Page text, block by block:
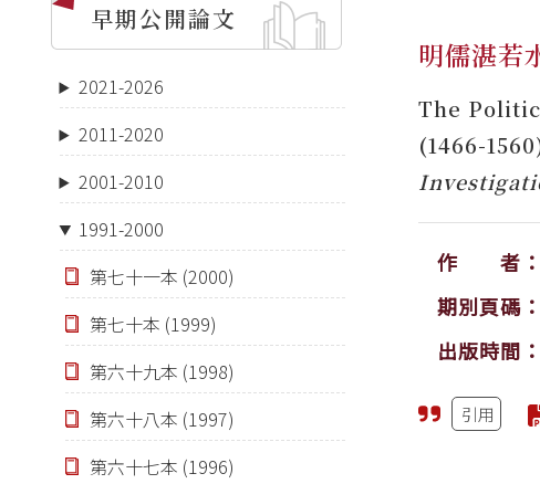
早期公開論文
2021-2026
2011-2020
2001-2010
1991-2000
第七十一本 (2000)
第七十本 (1999)
第六十九本 (1998)
第六十八本 (1997)
第六十七本 (1996)
明儒湛若
The
(1466-
作 者：
期別頁碼：
出版時間：
引用